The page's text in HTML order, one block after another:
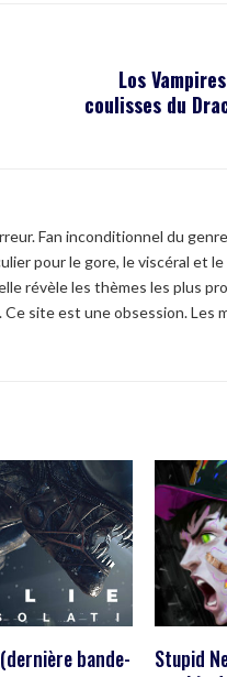
Los
coulisses du
Fan inconditionnel du
pour le gore, le viscéral et
révèle les thèmes les plus
site est une obsession. Les
bande-
Stupid